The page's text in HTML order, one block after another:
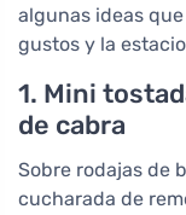
algunas ideas
gustos y la
1. Mini
de cabra
Sobre rodajas de
cucharada de